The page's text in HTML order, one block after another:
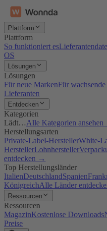
Plattform
Plattform
So funktioniert es
OS
Lösungen
Lösungen
Für neue MarkenFür
Lieferanten
Entdecken
Kategorien
Lädt…Alle Kategorien
Herstellungsarten
Private-Label-HerstellerWhite-
HerstellerLohnhersteller
entdecken →
Top Herstellungsländer
ItalienDeutschlandSpanien
KönigreichAlle Länder
Ressourcen
Ressourcen
MagazinKostenlose Downloads
Preise